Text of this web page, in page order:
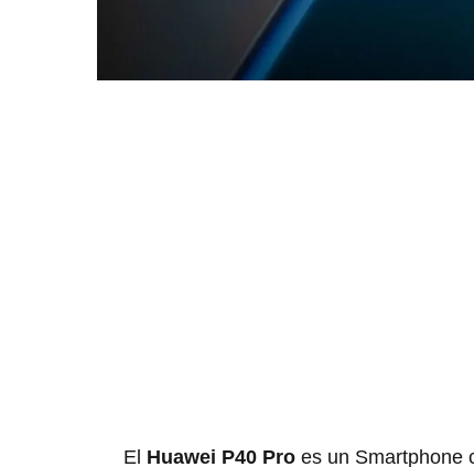
El Huawei P40 Pro es un Smartphone